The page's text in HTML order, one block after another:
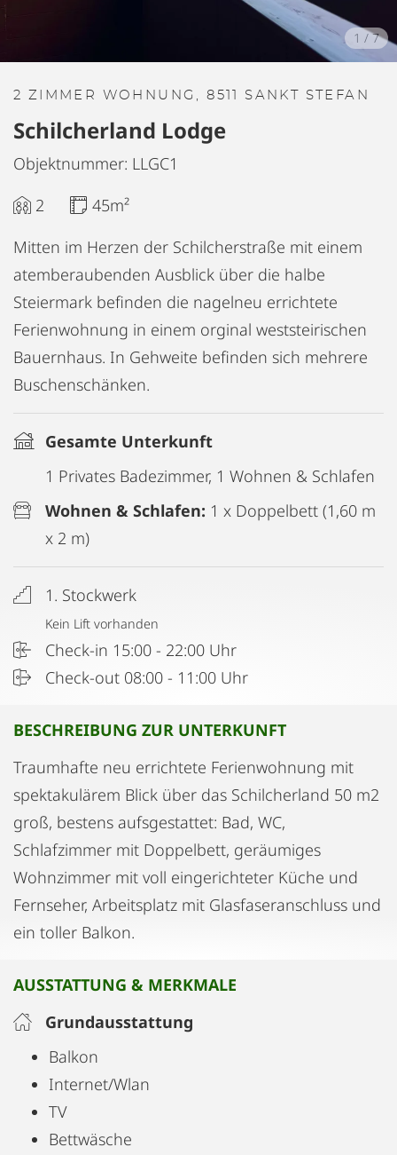
1 /7
2 ZIMMER WOHNUNG, 8511 SANKT STEFAN
Schilcherland Lodge
Objektnummer: LLGC1
2
45m²
Mitten im Herzen der Schilcherstraße mit einem
atemberaubenden Ausblick über die halbe
Steiermark befinden die nagelneu errichtete
Ferienwohnung in einem orginal weststeirischen
Bauernhaus. In Gehweite befinden sich mehrere
Buschenschänken.
Gesamte Unterkunft
1 Privates Badezimmer, 1 Wohnen & Schlafen
Wohnen & Schlafen: 1 x Doppelbett (1,60 m
x 2 m)
1. Stockwerk
Kein Lift vorhanden
Check-in 15:00 - 22:00 Uhr
Check-out 08:00 - 11:00 Uhr
BESCHREIBUNG ZUR UNTERKUNFT
Traumhafte neu errichtete Ferienwohnung mit
spektakulärem Blick über das Schilcherland 50 m2
groß, bestens aufsgestattet: Bad, WC,
Schlafzimmer mit Doppelbett, geräumiges
Wohnzimmer mit voll eingerichteter Küche und
Fernseher, Arbeitsplatz mit Glasfaseranschluss und
ein toller Balkon.
AUSSTATTUNG & MERKMALE
Grundausstattung
Balkon
Internet/Wlan
TV
Bettwäsche